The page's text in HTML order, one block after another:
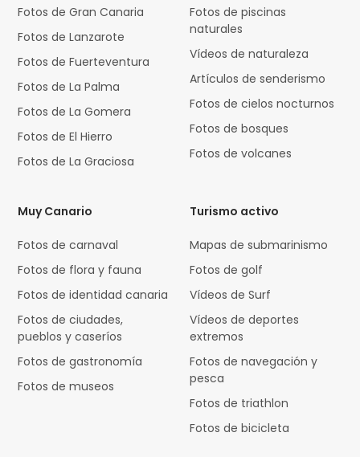
Fotos de Gran Canaria
Fotos de Lanzarote
Fotos de Fuerteventura
Fotos de La Palma
Fotos de La Gomera
Fotos de El Hierro
Fotos de La Graciosa
Fotos de piscinas
naturales
Vídeos de naturaleza
Artículos de senderismo
Fotos de cielos nocturnos
Fotos de bosques
Fotos de volcanes
Muy Canario
Fotos de carnaval
Fotos de flora y fauna
Fotos de identidad canaria
Fotos de ciudades,
pueblos y caseríos
Fotos de gastronomía
Fotos de museos
Turismo activo
Mapas de submarinismo
Fotos de golf
Vídeos de Surf
Vídeos de deportes
extremos
Fotos de navegación y
pesca
Fotos de triathlon
Fotos de bicicleta